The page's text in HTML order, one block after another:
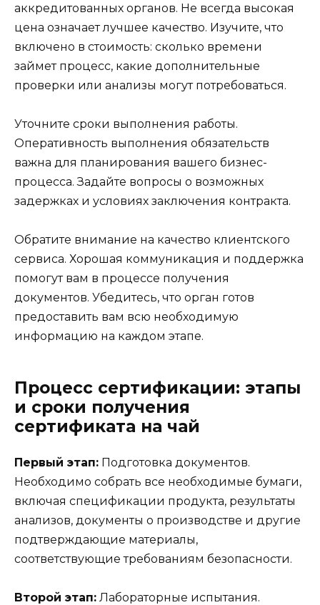
аккредитованных органов. Не всегда высокая
цена означает лучшее качество. Изучите, что
включено в стоимость: сколько времени
займет процесс, какие дополнительные
проверки или анализы могут потребоваться.
Уточните сроки выполнения работы.
Оперативность выполнения обязательств
важна для планирования вашего бизнес-
процесса. Задайте вопросы о возможных
задержках и условиях заключения контракта.
Обратите внимание на качество клиентского
сервиса. Хорошая коммуникация и поддержка
помогут вам в процессе получения
документов. Убедитесь, что орган готов
предоставить вам всю необходимую
информацию на каждом этапе.
Процесс сертификации: этапы
и сроки получения
сертификата на чай
Первый этап: Подготовка документов.
Необходимо собрать все необходимые бумаги,
включая спецификации продукта, результаты
анализов, документы о производстве и другие
подтверждающие материалы,
соответствующие требованиям безопасности.
Второй этап: Лабораторные испытания.